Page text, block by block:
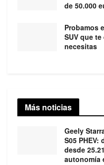
de 50.000
Probamos
SUV que
necesitas
Más noticias
Geely
S05
desde
autonomía